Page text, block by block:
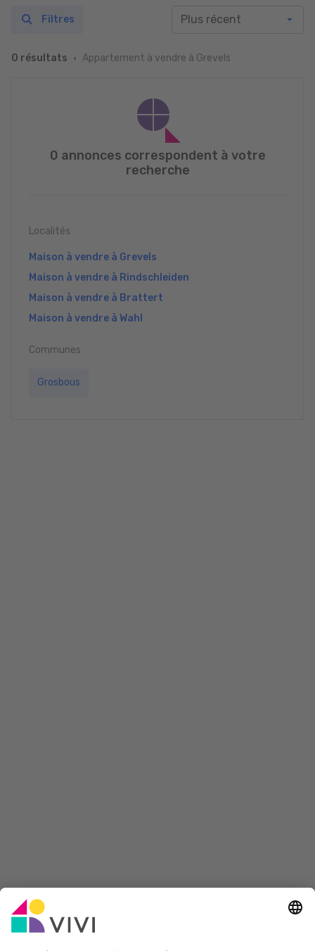
0 résultats Appartement à vendre à Grevels
Filtres
0 annonces correspondent à votre
recherche
Localités
Maison à vendre à Grevels
Maison à vendre à Rindschleiden
Maison à vendre à Brattert
Maison à vendre à Wahl
Communes
Grosbous